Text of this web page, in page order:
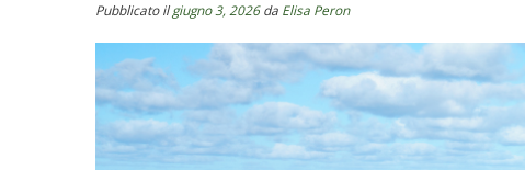
Pubblicato ilgiugno 3, 2026da Elisa Peron